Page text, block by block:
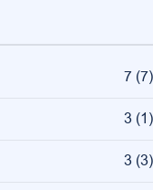
7 (7)
3 (1)
3 (3)